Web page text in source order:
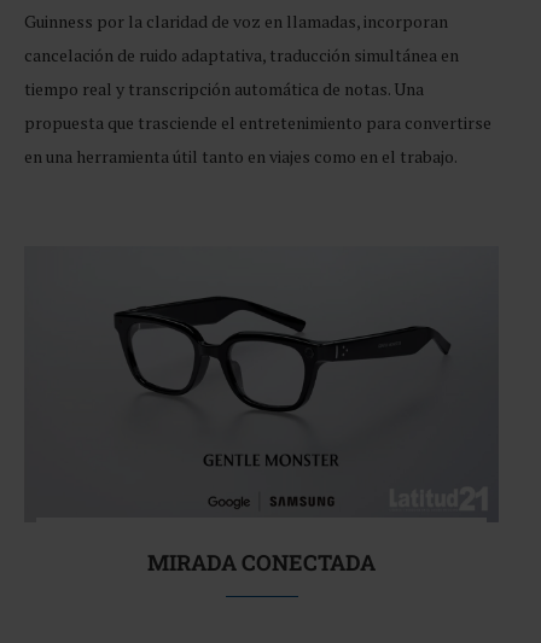
Guinness por la claridad de voz en llamadas, incorporan
cancelación de ruido adaptativa, traducción simultánea en
tiempo real y transcripción automática de notas. Una
propuesta que trasciende el entretenimiento para convertirse
en una herramienta útil tanto en viajes como en el trabajo.
MIRADA CONECTADA